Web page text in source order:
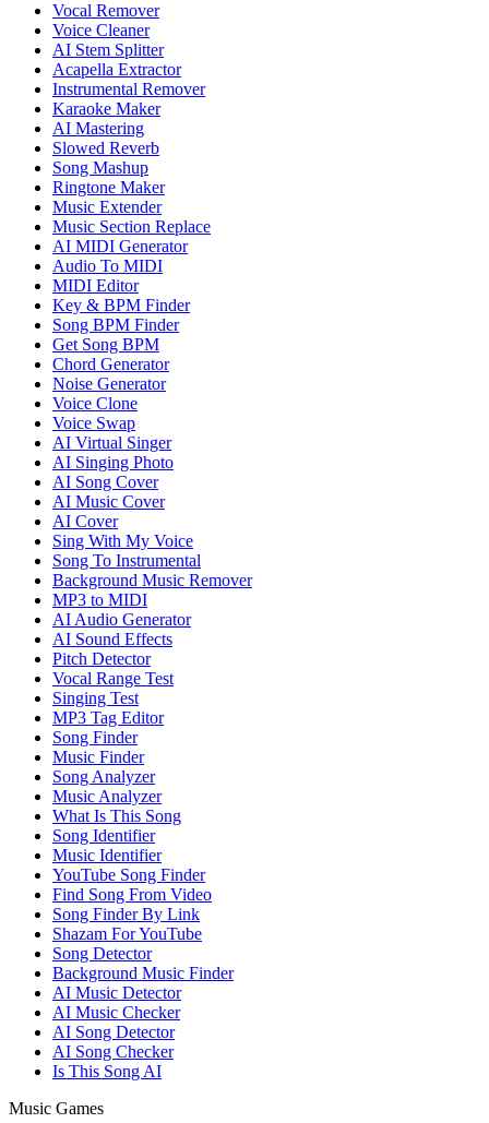
Vocal Remover
Voice Cleaner
AI Stem Splitter
Acapella Extractor
Instrumental Remover
Karaoke Maker
AI Mastering
Slowed Reverb
Song Mashup
Ringtone Maker
Music Extender
Music Section Replace
AI MIDI Generator
Audio To MIDI
MIDI Editor
Key & BPM Finder
Song BPM Finder
Get Song BPM
Chord Generator
Noise Generator
Voice Clone
Voice Swap
AI Virtual Singer
AI Singing Photo
AI Song Cover
AI Music Cover
AI Cover
Sing With My Voice
Song To Instrumental
Background Music Remover
MP3 to MIDI
AI Audio Generator
AI Sound Effects
Pitch Detector
Vocal Range Test
Singing Test
MP3 Tag Editor
Song Finder
Music Finder
Song Analyzer
Music Analyzer
What Is This Song
Song Identifier
Music Identifier
YouTube Song Finder
Find Song From Video
Song Finder By Link
Shazam For YouTube
Song Detector
Background Music Finder
AI Music Detector
AI Music Checker
AI Song Detector
AI Song Checker
Is This Song AI
Music Games